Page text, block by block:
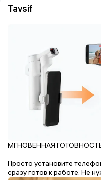
Tavsif
МГНОВЕННАЯ
Просто установите
сразу готов к работе. Не